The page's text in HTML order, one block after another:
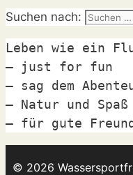
Suchen nach:
Leben wie ein
– just for fun
– sag dem
– Natur und
– für gute
© 2026